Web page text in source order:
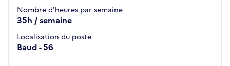
Nombre d'heures par semaine
35h / semaine
Localisation du poste
Baud - 56